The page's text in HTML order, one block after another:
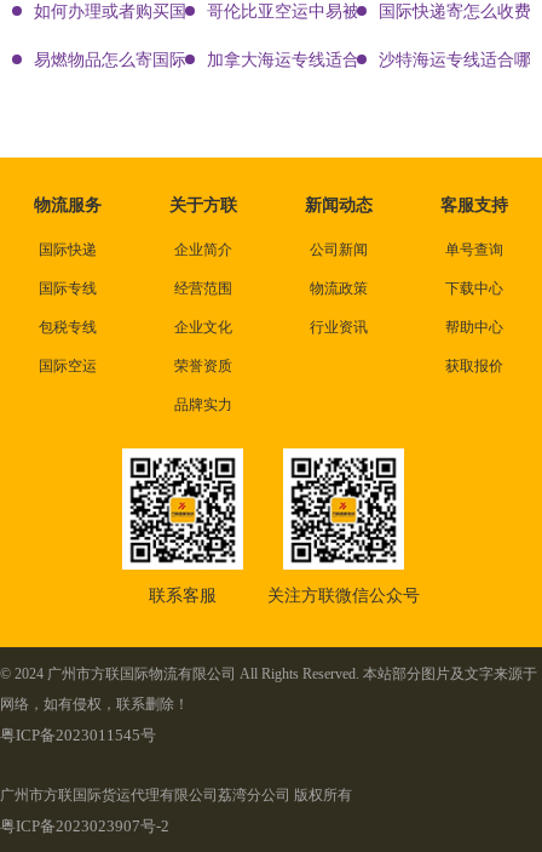
如何办理或者购买国际物流的保险?哥伦比亚空运中易被查验的品类有哪些？
国际快递寄怎么收费
易燃物品怎么寄国际快递加拿大海运专线适合什么样的跨境卖家？
沙特海运专线适合哪
物流服务
国际快递
国际专线
包税专线
国际空运
关于方联
企业简介
经营范围
企业文化
荣誉资质
品牌实力
新闻动态
公司新闻
物流政策
行业资讯
客服支持
单号查询
下载中心
帮助中心
获取报价
联系客服 关注方联微信公众号
© 2024 广州市方联国际物流有限公司 All Rights Reserved. 本站部分图片及文字来源于
网络，如有侵权，联系删除！
粤ICP备2023011545号
广州市方联国际货运代理有限公司荔湾分公司 版权所有
粤ICP备2023023907号-2